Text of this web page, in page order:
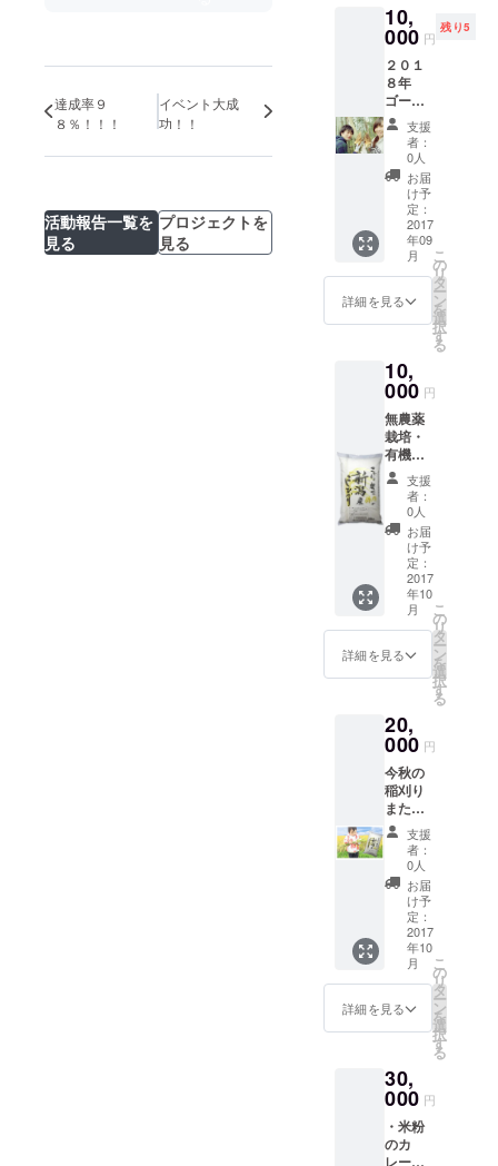
達成率９
８％！！！
イベント大成
功！！
活動報告一覧を
見る
プロジェクトを
見る
10,
000 円
残り5
２０１
８年
ゴール
デン
ウィー
クあた
りに実
施。日
程調整
できま
す。１
口で支
援者と
同伴者
３名ま
で参加
す。と
れたて
の筍は
格別で
す。８
本まで
お土産
でお持
ち帰り
ＯＫ。
支援
者：
0人
お届
け予
定：
2017
年09
月
詳細を見る
こ
の
リ
タ
ー
ン
を
選
択
す
る
10,
000 円
無農薬
栽培・
有機肥
料のお
米で
す。 科
学的な
資材は
一切使
用せず
に、有
機質肥
料をふ
んだん
に使用
してお
す。 無
農薬で
すから
通常の
何倍も
の手間
がか
かって
おりま
す。 １
０月ご
ろお届
け。
支援
者：
0人
お届
け予
定：
2017
年10
月
詳細を見る
こ
の
リ
タ
ー
ン
を
選
択
す
る
20,
000 円
今秋の
稲刈り
または
田植え
を体験
できま
す。 日
程調整
できま
す。１
口で支
援者と
同伴者
４名ま
で参加
できま
ちょっ
とした
体験か
ら本格
的な体
支援
者：
0人
お届
け予
定：
2017
年10
月
詳細を見る
こ
の
リ
タ
ー
ン
を
選
択
す
る
30,
000 円
・米粉
のカ
レー